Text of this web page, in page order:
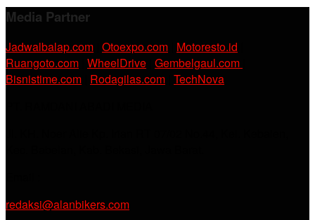
Media Partner
Jadwalbalap.com Otoexpo.com Motoresto.id
Ruangoto.com WheelDrive Gembelgaul.com
Bisnistime.com Rodagilas.com TechNova
redaksi@alanbikers.com